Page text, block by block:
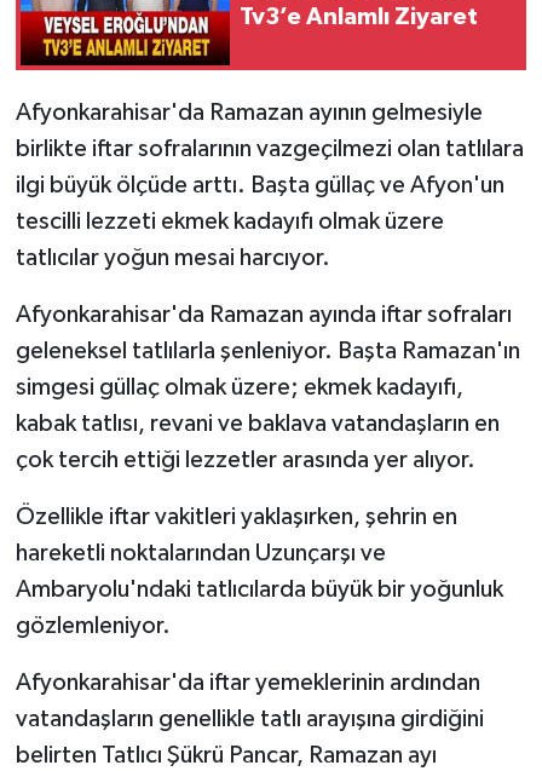
Tv3’e Anlamlı Ziyaret
Afyonkarahisar'da Ramazan ayının gelmesiyle
birlikte iftar sofralarının vazgeçilmezi olan tatlılara
ilgi büyük ölçüde arttı. Başta güllaç ve Afyon'un
tescilli lezzeti ekmek kadayıfı olmak üzere
tatlıcılar yoğun mesai harcıyor.
Afyonkarahisar'da Ramazan ayında iftar sofraları
geleneksel tatlılarla şenleniyor. Başta Ramazan'ın
simgesi güllaç olmak üzere; ekmek kadayıfı,
kabak tatlısı, revani ve baklava vatandaşların en
çok tercih ettiği lezzetler arasında yer alıyor.
Özellikle iftar vakitleri yaklaşırken, şehrin en
hareketli noktalarından Uzunçarşı ve
Ambaryolu'ndaki tatlıcılarda büyük bir yoğunluk
gözlemleniyor.
Afyonkarahisar'da iftar yemeklerinin ardından
vatandaşların genellikle tatlı arayışına girdiğini
belirten Tatlıcı Şükrü Pancar, Ramazan ayı